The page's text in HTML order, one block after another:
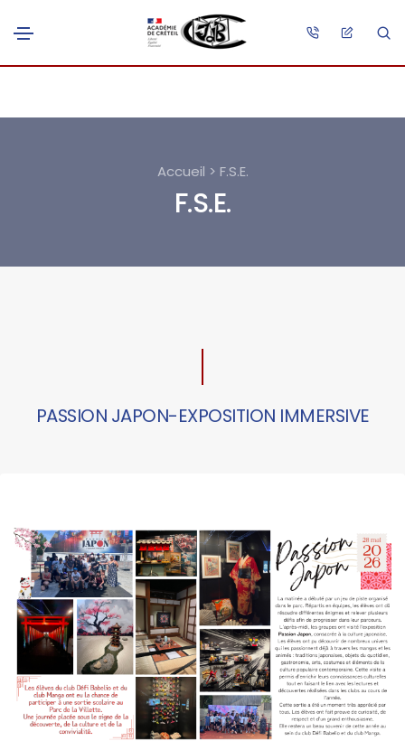
Accueil > F.S.E.
F.S.E.
PASSION JAPON-EXPOSITION IMMERSIVE